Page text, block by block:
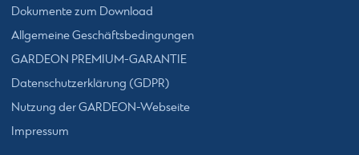
Dokumente zum Download
Allgemeine Geschäftsbedingungen
GARDEON PREMIUM-GARANTIE
Datenschutzerklärung (GDPR)
Nutzung der GARDEON-Webseite
Impressum